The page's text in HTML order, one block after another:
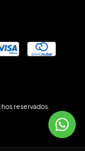
reservados.